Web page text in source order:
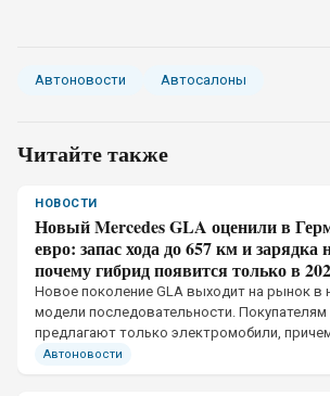
Автоновости Автосалоны
Читайте также
НОВОСТИ
Новый Mercedes GLA оценили в
евро: запас хода до 657 км и зарядка
почему гибрид появится только в
Новое поколение GLA выходит на рынок в
модели последовательности. Покупателям
предлагают только электромобили,
версия получила отдельную тяговую
Автоновости